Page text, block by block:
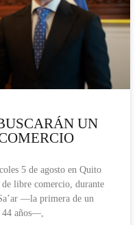
UN
5 de agosto en Quito
libre comercio, durante
—la primera de un
44 años—,